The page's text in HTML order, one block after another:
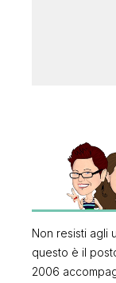
Non resisti agli
questo è il
2006